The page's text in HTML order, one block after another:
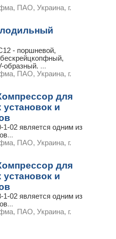
ПАО, Украина, г.
- поршневой,
образный. ...
ПАО, Украина, г.
для
и
02 является одним из
...
ПАО, Украина, г.
для
и
02 является одним из
...
ПАО, Украина, г.